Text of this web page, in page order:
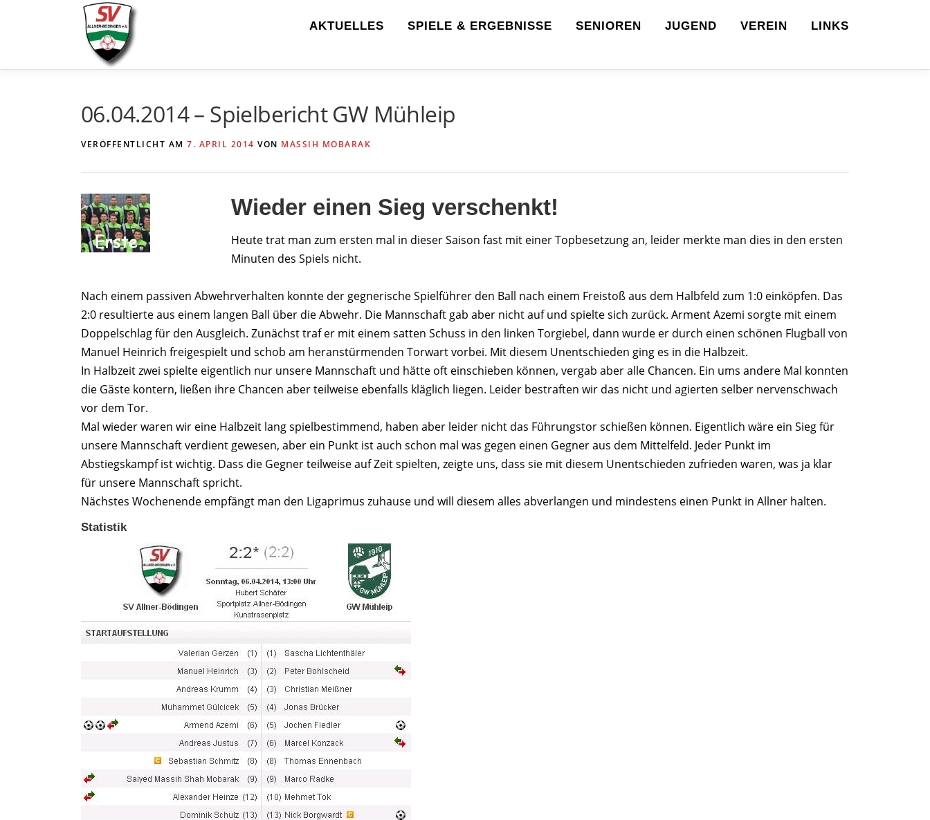
AKTUELLES SPIELE & ERGEBNISSE SENIOREN JUGEND VEREIN LINKS
06.04.2014 – Spielbericht GW Mühleip
VERÖFFENTLICHT AM 7. APRIL 2014 VON MASSIH MOBARAK
Wieder einen Sieg verschenkt!
Heute trat man zum ersten mal in dieser Saison fast mit einer Topbesetzung an, leider merkte man dies in den ersten
Minuten des Spiels nicht.
Nach einem passiven Abwehrverhalten konnte der gegnerische Spielführer den Ball nach einem Freistoß aus dem Halbfeld zum 1:0 einköpfen. Das
2:0 resultierte aus einem langen Ball über die Abwehr. Die Mannschaft gab aber nicht auf und spielte sich zurück. Arment Azemi sorgte mit einem
Doppelschlag für den Ausgleich. Zunächst traf er mit einem satten Schuss in den linken Torgiebel, dann wurde er durch einen schönen Flugball von
Manuel Heinrich freigespielt und schob am heranstürmenden Torwart vorbei. Mit diesem Unentschieden ging es in die Halbzeit.
In Halbzeit zwei spielte eigentlich nur unsere Mannschaft und hätte oft einschieben können, vergab aber alle Chancen. Ein ums andere Mal konnten
die Gäste kontern, ließen ihre Chancen aber teilweise ebenfalls kläglich liegen. Leider bestraften wir das nicht und agierten selber nervenschwach
vor dem Tor.
Mal wieder waren wir eine Halbzeit lang spielbestimmend, haben aber leider nicht das Führungstor schießen können. Eigentlich wäre ein Sieg für
unsere Mannschaft verdient gewesen, aber ein Punkt ist auch schon mal was gegen einen Gegner aus dem Mittelfeld. Jeder Punkt im
Abstiegskampf ist wichtig. Dass die Gegner teilweise auf Zeit spielten, zeigte uns, dass sie mit diesem Unentschieden zufrieden waren, was ja klar
für unsere Mannschaft spricht.
Nächstes Wochenende empfängt man den Ligaprimus zuhause und will diesem alles abverlangen und mindestens einen Punkt in Allner halten.
Statistik